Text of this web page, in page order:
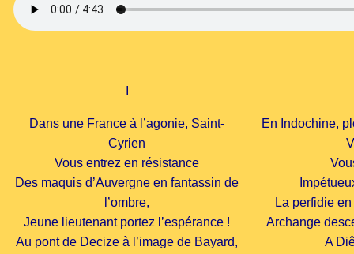
Dans une France à l’agonie, Saint-
Cyrien
Vous entrez en résistance
Des maquis d’Auvergne en fantassin de
l’ombre,
Jeune lieutenant portez l’espérance !
Au pont de Decize à l’image de Bayard,
En Indochine,
La perfidie
Archange
A